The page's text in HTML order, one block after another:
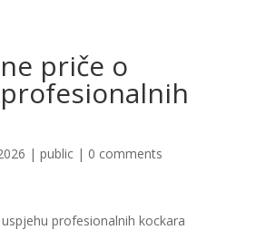
priče o
| public| 0 comments
profesionalnih kockara